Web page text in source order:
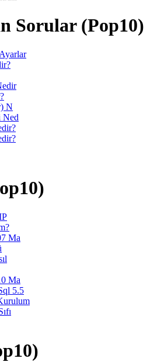
Sorular (Pop10)
N
Ned
Ma
Ma
5.5